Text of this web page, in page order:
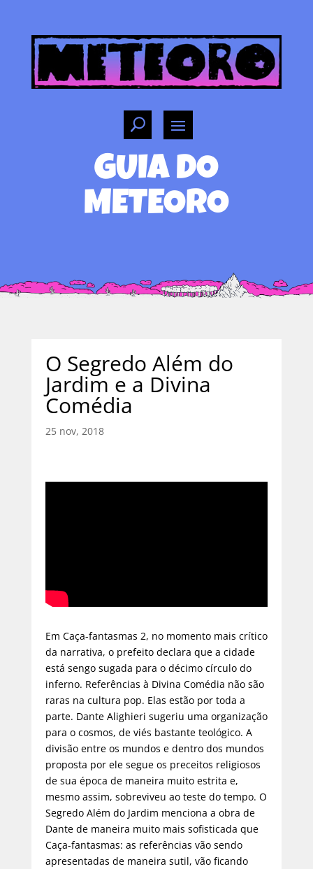
GUIA DO
METEORO
O Segredo Além do
Jardim e a Divina
Comédia
25 nov, 2018
Em Caça-fantasmas 2, no momento mais crítico
da narrativa, o prefeito declara que a cidade
está sengo sugada para o décimo círculo do
inferno. Referências à Divina Comédia não são
raras na cultura pop. Elas estão por toda a
parte. Dante Alighieri sugeriu uma organização
para o cosmos, de viés bastante teológico. A
divisão entre os mundos e dentro dos mundos
proposta por ele segue os preceitos religiosos
de sua época de maneira muito estrita e,
mesmo assim, sobreviveu ao teste do tempo. O
Segredo Além do Jardim menciona a obra de
Dante de maneira muito mais sofisticada que
Caça-fantasmas: as referências vão sendo
apresentadas de maneira sutil, vão ficando